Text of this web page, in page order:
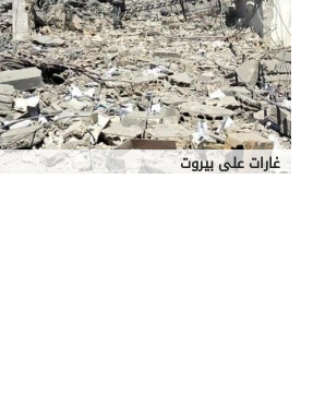
غارات على بيروت